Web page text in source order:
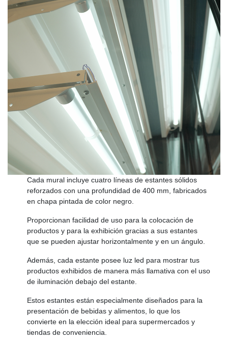
Cada mural incluye cuatro líneas de estantes sólidos
reforzados con una profundidad de 400 mm, fabricados
en chapa pintada de color negro.
Proporcionan facilidad de uso para la colocación de
productos y para la exhibición gracias a sus estantes
que se pueden ajustar horizontalmente y en un ángulo.
Además, cada estante posee luz led para mostrar tus
productos exhibidos de manera más llamativa con el uso
de iluminación debajo del estante.
Estos estantes están especialmente diseñados para la
presentación de bebidas y alimentos, lo que los
convierte en la elección ideal para supermercados y
tiendas de conveniencia.